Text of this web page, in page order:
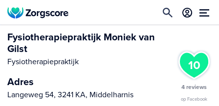
10
4 reviews
op Facebook
Fysiotherapiepraktijk Moniek van
Gilst
Fysiotherapiepraktijk
Adres
Langeweg 54, 3241 KA, Middelharnis